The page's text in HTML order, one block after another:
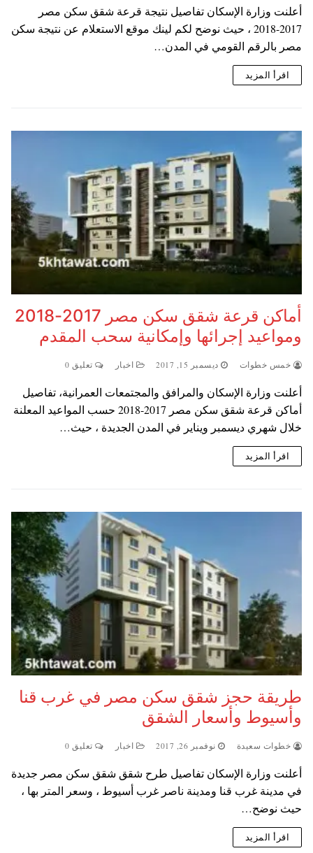
أعلنت وزارة الإسكان تفاصيل نتيجة قرعة شقق سكن مصر
2017-2018 ، حيث نوضح لكم لينك موقع الاستعلام عن نتيجة سكن
مصر بالرقم القومي في المدن…
اقرأ المزيد
أماكن قرعة شقق سكن مصر 2017-2018
ومواعيد إجرائها وإمكانية سحب المقدم
خمس خطوات ديسمبر 15, 2017 اخبار تعليق 0
أعلنت وزارة الإسكان والمرافق والمجتمعات العمرانية، تفاصيل
أماكن قرعة شقق سكن مصر 2017-2018 حسب المواعيد المعلنة
خلال شهري ديسمبر ويناير في المدن الجديدة ، حيث…
اقرأ المزيد
طريقة حجز شقق سكن مصر في غرب قنا
وأسيوط وأسعار الشقق
خطوات سعيدة نوفمبر 26, 2017 اخبار تعليق 0
أعلنت وزارة الإسكان تفاصيل طرح شقق شقق سكن مصر جديدة
في مدينة غرب قنا ومدينة ناصر غرب أسيوط ، وسعر المتر بها ،
حيث نوضح…
اقرأ المزيد